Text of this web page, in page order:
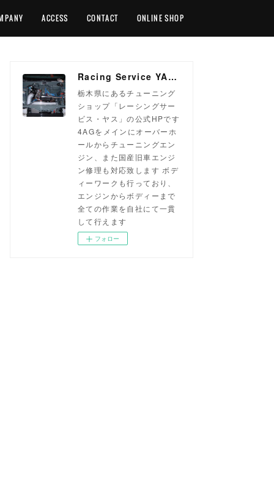
ACCESS CONTACT ONLINE SHOP
Racing Service YASU ~total tuning proshop~
栃木県にあるチューニング
ショップ「レーシングサー
ビス・ヤス」の公式HPです
4AGをメインにオーバーホ
ールからチューニングエン
ジン、また国産旧車エンジ
ン修理も対応致します ボデ
ィーワークも行っており、
エンジンからボディーまで
全ての作業を自社にて一貫
して行えます
フォロー